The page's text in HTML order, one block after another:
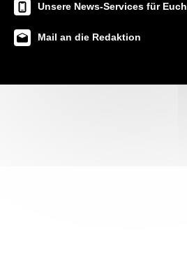
Unsere News-Services für Euch
Mail an die Redaktion